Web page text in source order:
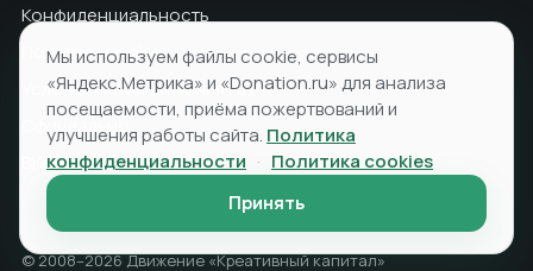
Конфиденциальность
Политика cookies
Условия использования ПД
Официально
ВКонтакте
© 2008–2026 Движение «Креативный капитал»
Мы используем файлы cookie, сервисы
«Яндекс.Метрика» и «Donation.ru» для анализа
посещаемости, приёма пожертвований и
улучшения работы сайта. Политика
конфиденциальности · Политика cookies
Принять